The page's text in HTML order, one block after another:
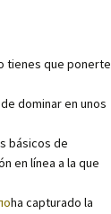
tienes que ponerte
dominar en unos
básicos de
en línea a la que
ha capturado la